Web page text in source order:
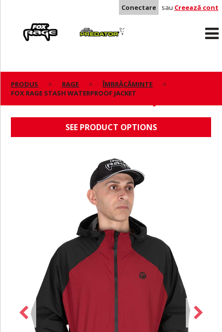
Conectare sau Creează cont
Predator
PRODUS RAGE
ÎMBRĂCĂMINTE
FOX RAGE STASH WATERPROOF JACKET
SEE PRODUCT OPTIONS